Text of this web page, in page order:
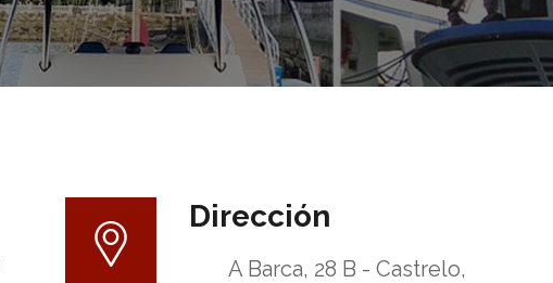
Dirección
A Barca, 28 B - Castrelo,